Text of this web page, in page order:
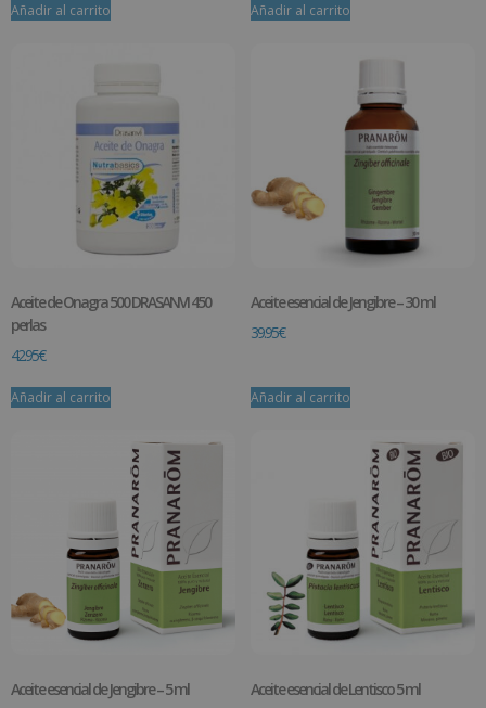
Añadir al carrito Añadir al carrito
Aceite de Onagra 500 DRASANVI 450
perlas
42.95€
Añadir al carrito
Aceite esencial de Jengibre – 30 ml
39.95€
Añadir al carrito
Aceite esencial de Jengibre – 5 ml
Aceite esencial de Lentisco 5 ml